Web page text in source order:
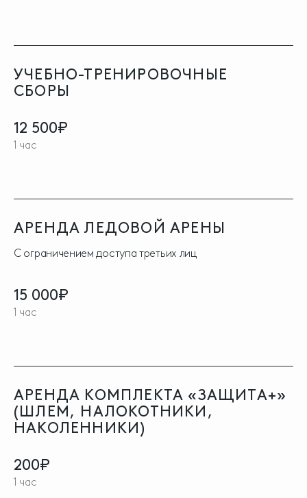
УЧЕБНО-ТРЕНИРОВОЧНЫЕ
СБОРЫ
12 500₽
1 час
АРЕНДА ЛЕДОВОЙ АРЕНЫ
С ограничением доступа третьих лиц
15 000₽
1 час
АРЕНДА КОМПЛЕКТА «ЗАЩИТА+»
(ШЛЕМ, НАЛОКОТНИКИ,
НАКОЛЕННИКИ)
200₽
1 час